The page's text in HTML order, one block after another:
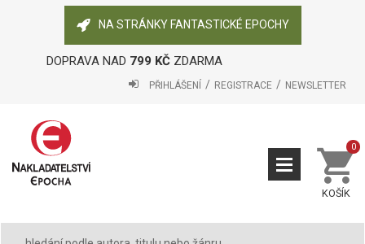
NA STRÁNKY FANTASTICKÉ EPOCHY
DOPRAVA NAD 799 KČZDARMA
PŘIHLÁŠENÍ REGISTRACE NEWSLETTER
KOŠÍK
0